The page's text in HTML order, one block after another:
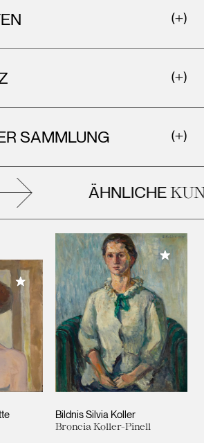
SAMMLUNG
ÄHNLICHE
Meiner Sammlung hinzufügen
Bildnis Silvia Koller
Broncia Koller-Pinell
Meiner